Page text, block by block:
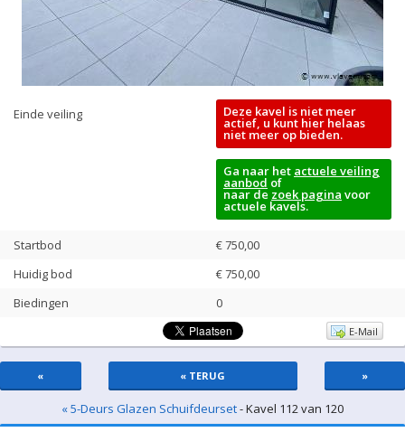
Einde veiling Deze kavel is niet meer
actief, u kunt hier helaas
niet meer op bieden.
Ga naar het actuele veiling
aanbod of
naar de zoek pagina voor
actuele kavels.
Startbod
€ 750,00
Huidig bod
€750,00
Biedingen
0
E-Mail
« « TERUG »
« 5-Deurs Glazen Schuifdeurset- Kavel 112 van 120